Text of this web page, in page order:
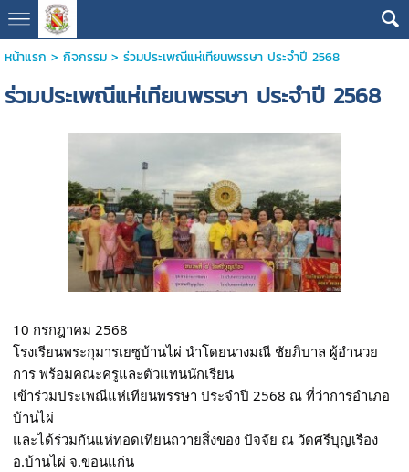
หน้าแรก > กิจกรรม> ร่วมประเพณีแห่เทียนพรรษา ประจำปี 2568
ร่วมประเพณีแห่เทียนพรรษา ประจำปี 2568
10 กรกฎาคม 2568
โรงเรียนพระกุมารเยซูบ้านไผ่ นำโดยนางมณี ชัยภิบาล ผู้อำนวย
การ พร้อมคณะครูและตัวแทนนักเรียน
เข้าร่วมประเพณีแห่เทียนพรรษา ประจำปี 2568 ณ ที่ว่าการอำเภอ
บ้านไผ่
และได้ร่วมกันแห่ทอดเทียนถวายสิ่งของ ปัจจัย ณ วัดศรีบุญเรือง
อ.บ้านไผ่ จ.ขอนแก่น